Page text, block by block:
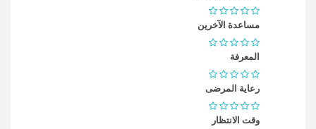
مساعدة الآخرين
المعرفة
رعاية المرضى
وقت الانتظار